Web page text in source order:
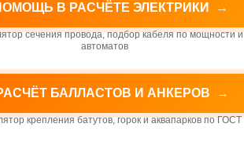
В РАСЧЁТЕ ЭЛЕКТРИКИ →
сечения провода, подбор кабеля по мощности и
автоматов
БАЛЛАСТОВ И АНКЕРОВ →
крепления батутов, горок и аквапарков по ГОСТ